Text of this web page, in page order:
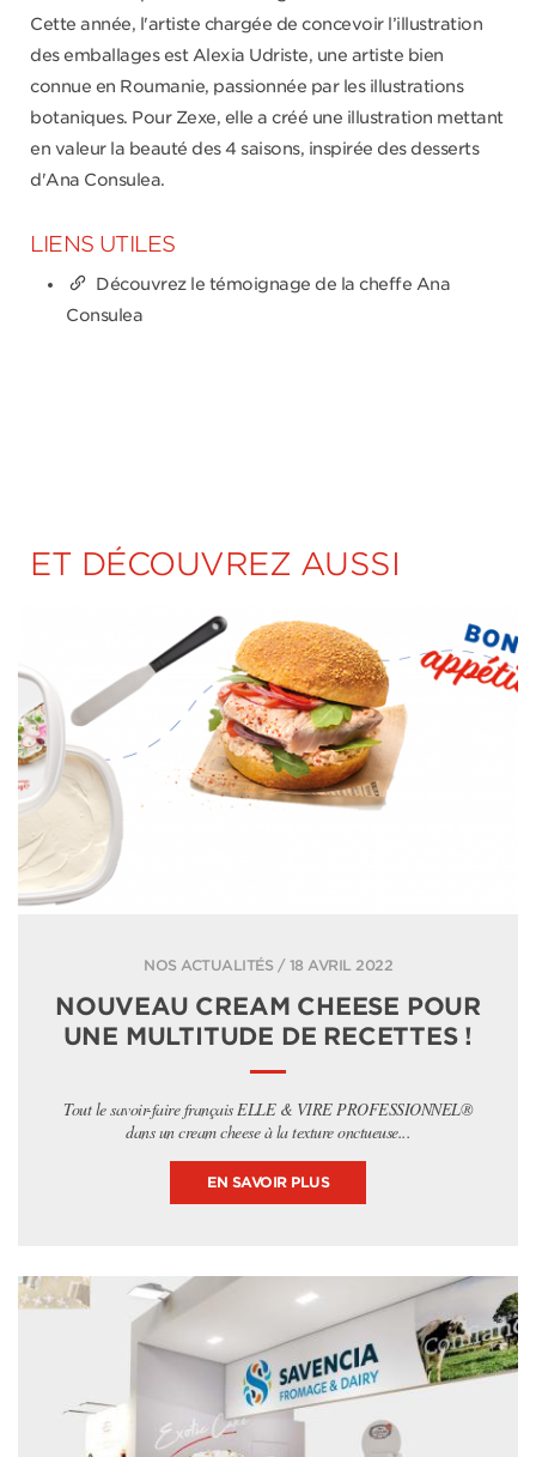
Cette année, l'artiste chargée de concevoir l’illustration
des emballages est Alexia Udriște, une artiste bien
connue en Roumanie, passionnée par les illustrations
botaniques. Pour Zexe, elle a créé une illustration mettant
en valeur la beauté des 4 saisons, inspirée des desserts
d'Ana Consulea.
LIENS UTILES
Découvrez le témoignage de la cheffe Ana
Consulea
ET DÉCOUVREZ AUSSI
NOS ACTUALITÉS / 18 AVRIL 2022
NOUVEAU CREAM CHEESE POUR
UNE MULTITUDE DE RECETTES !
Tout le savoir-faire français ELLE & VIRE PROFESSIONNEL®
dans un cream cheese à la texture onctueuse...
EN SAVOIR PLUS